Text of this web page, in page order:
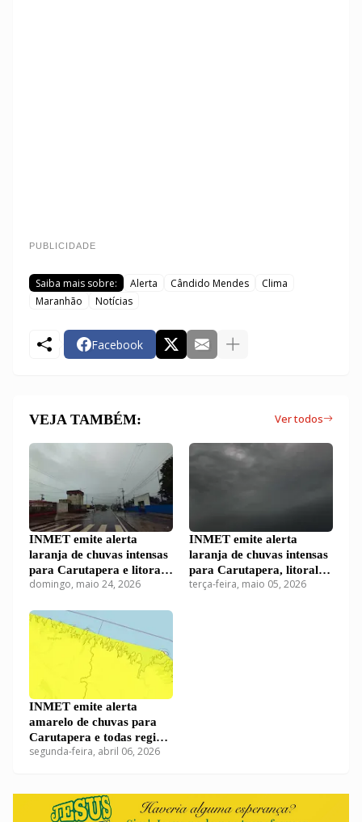
PUBLICIDADE
Saiba mais sobre: Alerta Cândido Mendes
Clima
Maranhão
Notícias
Facebook
VEJA TAMBÉM: Ver todos
INMET emite alerta
laranja de chuvas intensas
para Carutapera e litoral
do Maranhão neste
domingo, maio 24, 2026
INMET emite alerta
laranja de chuvas intensas
para Carutapera, litoral e
centro do Maranhão nesta
terça-feira, maio 05, 2026
INMET emite alerta
amarelo de chuvas para
Carutapera e todas regiões
do Maranhão nesta
segunda-feira, abril 06, 2026